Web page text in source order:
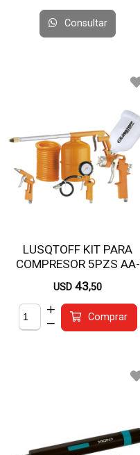
Consultar
LUSQTOFF KIT PARA
COMPRESOR 5PZS AA-
5000K
USD 43,50
Comprar